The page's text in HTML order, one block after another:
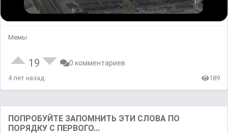
Мемы
19 0 комментариев
4 лет назад 189
ПОПРОБУЙТЕ ЗАПОМНИТЬ ЭТИ СЛОВА ПО
ПОРЯДКУ С ПЕРВОГО...